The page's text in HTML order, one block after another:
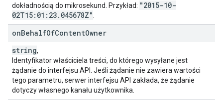
dokładnością do mikrosekund. Przykład: "2015-10-
02T15:01:23. 045678Z"
onBehalfOfContentOwner
string,
Identyfikator właściciela treści, do którego wysyłane jest
żądanie do interfejsu API. Jeśli żądanie nie zawiera wartości
tego parametru, serwer interfejsu API zakłada, że żądanie
dotyczy własnego kanału użytkownika.